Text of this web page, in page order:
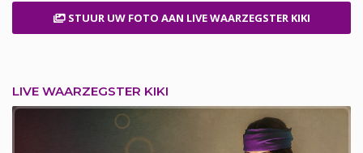
STUUR UW FOTO AAN LIVE WAARZEGSTER KIKI
LIVE WAARZEGSTER KIKI